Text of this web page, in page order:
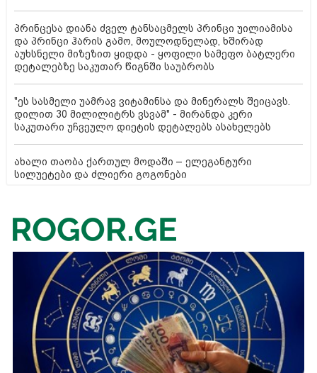
პრინცესა დიანა ძველ ტანსაცმელს პრინცი უილიამისა
და პრინცი ჰარის გამო, მოულოდნელად, ხშირად
აუხსნელი მიზეზით ყიდდა - ყოფილი სამეფო ბატლერი
დეტალებზე საკუთარ წიგნში საუბრობს
"ეს სასმელი უამრავ ვიტამინსა და მინერალს შეიცავს.
დილით 30 მილილიტრს ვსვამ" - მირანდა კერი
საკუთარი უჩვეულო დიეტის დეტალებს ასახელებს
ახალი თაობა ქართულ მოდაში – ელეგანტური
სილუეტები და ძლიერი გოგონები